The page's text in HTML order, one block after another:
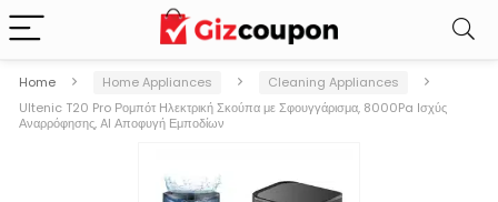
Home Home Appliances
Cleaning Appliances
Ultenic T20 Pro Ρομπότ Ηλεκτρική Σκούπα με Σφουγγάρισμα, 8000Pa Ισχύς
Αναρρόφησης, AI Αποφυγή Εμποδίων